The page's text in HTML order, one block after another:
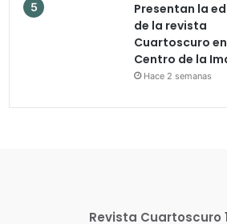
Presentan la
de la revista
Cuartoscuro
Centro de la
Hace 2 semanas
Revista Cuartoscuro